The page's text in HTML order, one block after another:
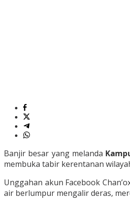
Banjir besar yang melanda
membuka tabir kerentanan
Unggahan akun Facebook
air berlumpur mengalir deras,